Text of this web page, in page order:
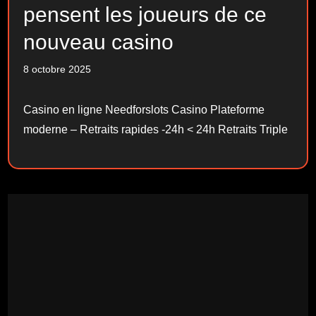
pensent les joueurs de ce
nouveau casino
8 octobre 2025
Casino en ligne Needforslots Casino Plateforme
moderne – Retraits rapides -24h < 24h Retraits Triple